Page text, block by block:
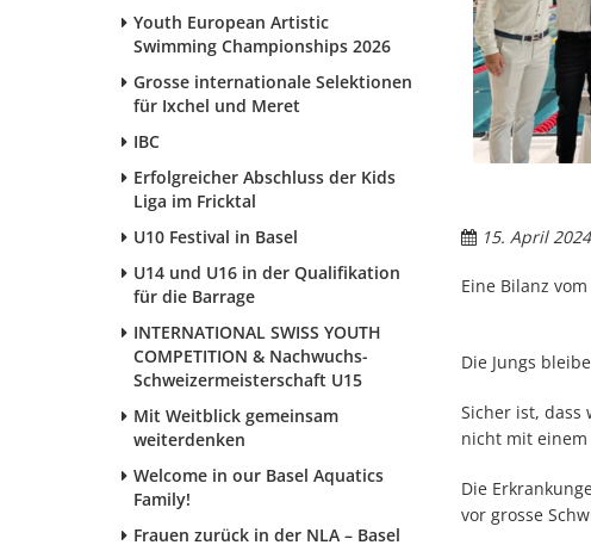
Youth European Artistic
Swimming Championships 2026
Grosse internationale Selektionen
für Ixchel und Meret
IBC
Erfolgreicher Abschluss der Kids
Liga im Fricktal
U10 Festival in Basel
U14 und U16 in der Qualifikation
für die Barrage
INTERNATIONAL SWISS YOUTH
COMPETITION & Nachwuchs-
Schweizermeisterschaft U15
Mit Weitblick gemeinsam
weiterdenken
Welcome in our Basel Aquatics
Family!
Frauen zurück in der NLA – Basel
15. April 2024
Eine Bilanz
Die Jungs
Sicher ist, dass
nicht mit einem
Die
vor grosse